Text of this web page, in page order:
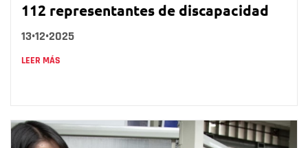
112 representantes de discapacidad
13•12•2025
LEER MÁS